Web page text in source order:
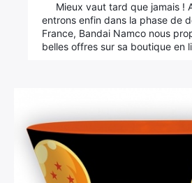
Mieux vaut tard que jamais !
entrons enfin dans la phase de
France, Bandai Namco nous
belles offres sur sa boutique en